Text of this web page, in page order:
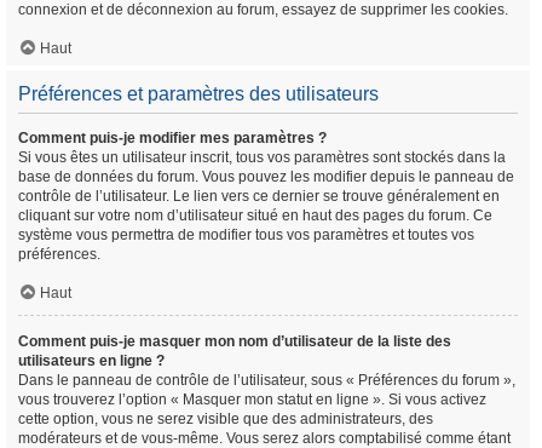
connexion et de déconnexion au forum, essayez de supprimer les cookies.
Haut
Préférences et paramètres des utilisateurs
Comment puis-je modifier mes paramètres ?
Si vous êtes un utilisateur inscrit, tous vos paramètres sont stockés dans la
base de données du forum. Vous pouvez les modifier depuis le panneau de
contrôle de l’utilisateur. Le lien vers ce dernier se trouve généralement en
cliquant sur votre nom d’utilisateur situé en haut des pages du forum. Ce
système vous permettra de modifier tous vos paramètres et toutes vos
préférences.
Haut
Comment puis-je masquer mon nom d’utilisateur de la liste des
utilisateurs en ligne ?
Dans le panneau de contrôle de l’utilisateur, sous « Préférences du forum »,
vous trouverez l’option « Masquer mon statut en ligne ». Si vous activez
cette option, vous ne serez visible que des administrateurs, des
modérateurs et de vous-même. Vous serez alors comptabilisé comme étant